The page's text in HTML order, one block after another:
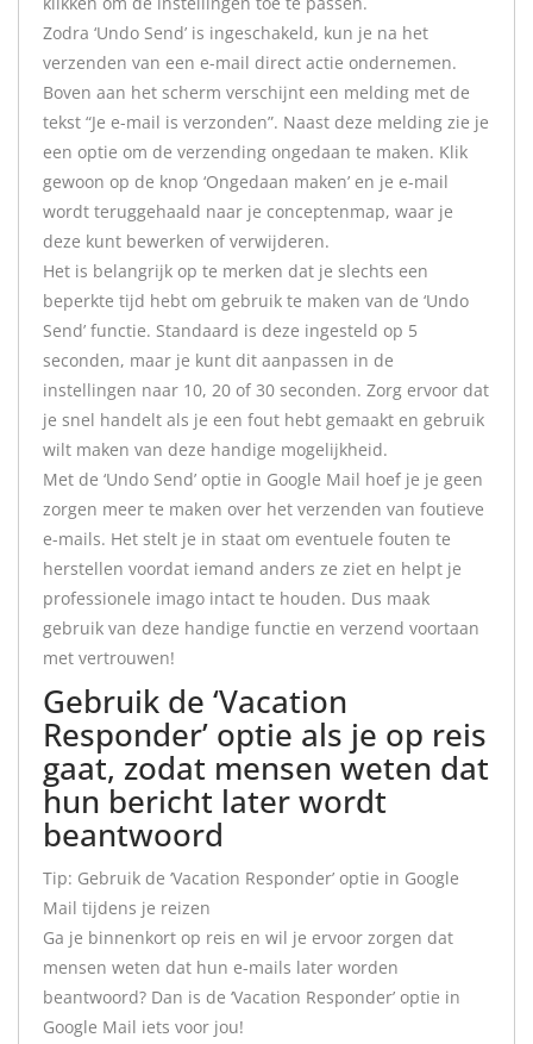
Zodra ‘Undo Send’ is ingeschakeld, kun je na het
verzenden van een e-mail direct actie ondernemen.
Boven aan het scherm verschijnt een melding met de
tekst “Je e-mail is verzonden”. Naast deze melding zie je
een optie om de verzending ongedaan te maken. Klik
gewoon op de knop ‘Ongedaan maken’ en je e-mail
wordt teruggehaald naar je conceptenmap, waar je
deze kunt bewerken of verwijderen.
Het is belangrijk op te merken dat je slechts een
beperkte tijd hebt om gebruik te maken van de ‘Undo
Send’ functie. Standaard is deze ingesteld op 5
seconden, maar je kunt dit aanpassen in de
instellingen naar 10, 20 of 30 seconden. Zorg ervoor dat
je snel handelt als je een fout hebt gemaakt en gebruik
wilt maken van deze handige mogelijkheid.
Met de ‘Undo Send’ optie in Google Mail hoef je je geen
zorgen meer te maken over het verzenden van foutieve
e-mails. Het stelt je in staat om eventuele fouten te
herstellen voordat iemand anders ze ziet en helpt je
professionele imago intact te houden. Dus maak
gebruik van deze handige functie en verzend voortaan
met vertrouwen!
Gebruik de ‘Vacation
Responder’ optie als je op reis
gaat, zodat mensen weten dat
hun bericht later wordt
beantwoord
Tip: Gebruik de ‘Vacation Responder’ optie in Google
Mail tijdens je reizen
Ga je binnenkort op reis en wil je ervoor zorgen dat
mensen weten dat hun e-mails later worden
beantwoord? Dan is de ‘Vacation Responder’ optie in
Google Mail iets voor jou!